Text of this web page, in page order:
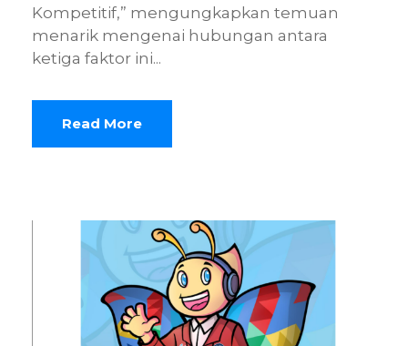
Kompetitif,” mengungkapkan temuan
menarik mengenai hubungan antara
ketiga faktor ini...
Read More